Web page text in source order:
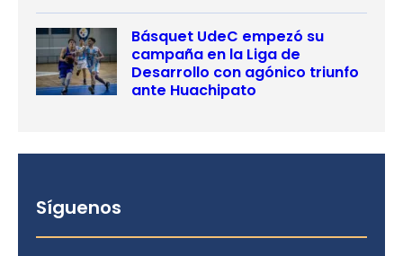
Básquet UdeC empezó su
campaña en la Liga de
Desarrollo con agónico triunfo
ante Huachipato
Síguenos